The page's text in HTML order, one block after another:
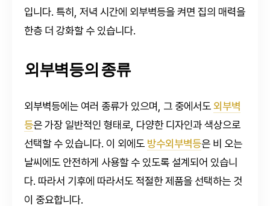
입니다. 특히, 저녁 시간에 외부벽등을 켜면 집의 매력을
한층 더 강화할 수 있습니다.
외부벽등의 종류
외부벽등에는 여러 종류가 있으며, 그 중에서도외부벽
등은 가장 일반적인 형태로, 다양한 디자인과 색상으로
선택할 수 있습니다. 이 외에도 방수외부벽등은 비 오는
날씨에도 안전하게 사용할 수 있도록 설계되어 있습니
다. 따라서 기후에 따라서도 적절한 제품을 선택하는 것
이 중요합니다.